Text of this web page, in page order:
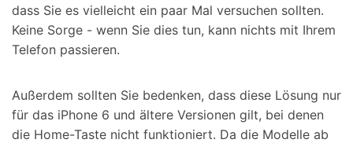
dass Sie es vielleicht ein paar Mal versuchen sollten.
Keine Sorge - wenn Sie dies tun, kann nichts mit Ihrem
Telefon passieren.
Außerdem sollten Sie bedenken, dass diese Lösung nur
für das iPhone 6 und ältere Versionen gilt, bei denen
die Home-Taste nicht funktioniert. Da die Modelle ab